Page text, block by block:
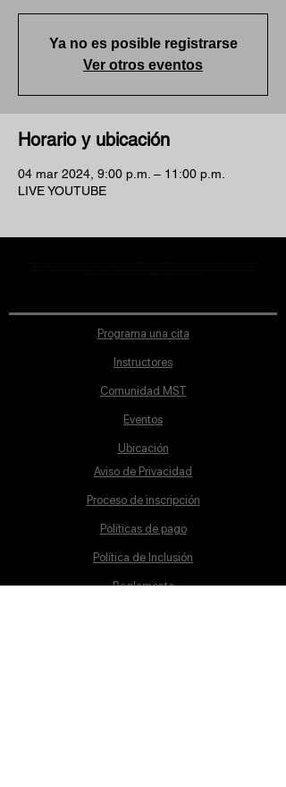
Ya no es posible registrarse
Ver otros eventos
Horario y ubicación
04 mar 2024, 9:00 p.m. – 11:00 p.m.
LIVE YOUTUBE
Programa una cita
Instructores
Comunidad MST
Eventos
Ubicación
Aviso de Privacidad
Proceso de inscripción
Políticas de pago
Política de Inclusión
Reglamento